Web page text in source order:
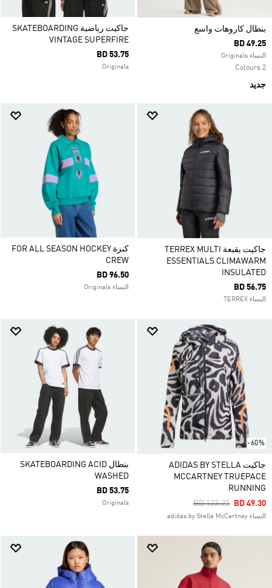
بنطال كاروهات واسع
BD 49.25
النساء Originals
2 Colours
جديد
جاكيت رياضية SKATEBOARDING
VINTAGE SUPERFIRE
BD 53.75
Originals
جاكيت بقبعة TERREX MULTI
ESSENTIALS CLIMAWARM
INSULATED
BD 56.75
النساء TERREX
كنزة FOR ALL SEASON HOCKEY
CREW
BD 96.50
النساء Originals
-60%
جاكيت ADIDAS BY STELLA
MCCARTNEY TRUEPACE
RUNNING
Price Reduced From
BD 123.25ToBD 49.30
النساء adidas by Stella McCartney
بنطال SKATEBOARDING ACID
WASHED
BD 53.75
Originals